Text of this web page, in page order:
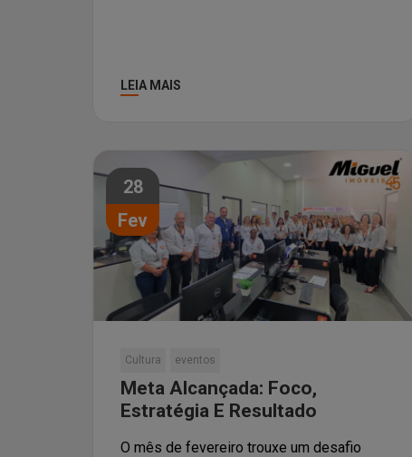
LEIA MAIS
28
Fev
Cultura eventos
Meta Alcançada: Foco,
Estratégia E Resultado
O mês de fevereiro trouxe um desafio